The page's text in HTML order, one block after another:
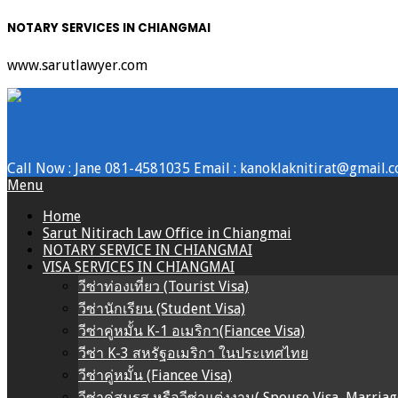
NOTARY SERVICES IN CHIANGMAI
www.sarutlawyer.com
Skip
Call Now : Jane 081-4581035 Email :
Primary
Menu
Menu
Home
Sarut Nitirach Law Office in Chiangmai
NOTARY SERVICE IN CHIANGMAI
VISA SERVICES IN CHIANGMAI
วีซ่าท่องเที่ยว (Tourist Visa)
วีซ่านักเรียน (Student Visa)
วีซ่าคู่หมั้น K-1 อเมริกา(Fiancee Visa)
วีซ่า K-3 สหรัฐอเมริกา ในประเทศไทย
วีซ่าคู่หมั้น (Fiancee Visa)